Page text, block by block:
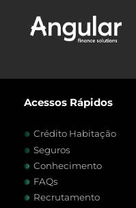
Acessos Rápidos
Crédito Habitação
Seguros
Conhecimento
FAQs
Recrutamento